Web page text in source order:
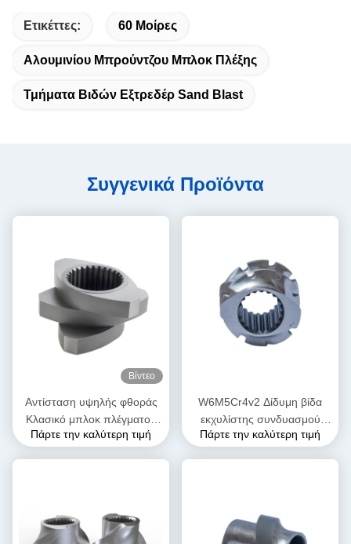
Ετικέττες: 60 Μοίρες
Αλουμινίου Μπρούντζου Μπλοκ Πλέξης
Τμήματα Βιδών Εξτρεδέρ Sand Blast
Συγγενικά Προϊόντα
Βίντεο
Αντίσταση υψηλής φθοράς
Κλασικό μπλοκ πλέγματος
σφαιρίδας για διπλή βίδα
Πάρτε την καλύτερη τιμή
W6M5Cr4v2 Δίδυμη βίδα
εκχυλίστης συνδυασμού
βίδας για εργοστάσιο
Πάρτε την καλύτερη τιμή